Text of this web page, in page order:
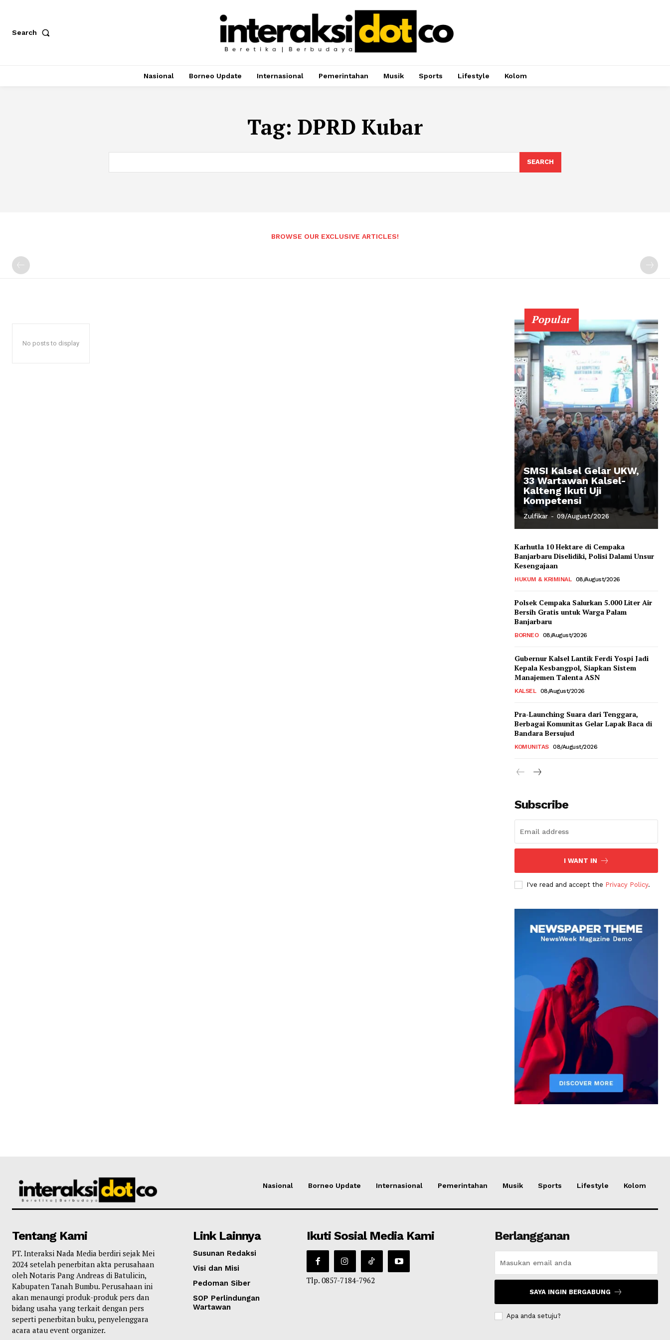
Search
Nasional Borneo Update Internasional Pemerintahan Musik Sports Lifestyle Kolom
Tag: DPRD Kubar
SEARCH
BROWSE OUR EXCLUSIVE ARTICLES!
No posts to display
Popular
SMSI Kalsel Gelar UKW,
33 Wartawan Kalsel-
Kalteng Ikuti Uji
Kompetensi
Zulfikar - 09/August/2026
Karhutla 10 Hektare di Cempaka
Banjarbaru Diselidiki, Polisi Dalami Unsur
Kesengajaan
HUKUM & KRIMINAL 08/August/2026
Polsek Cempaka Salurkan 5.000 Liter Air
Bersih Gratis untuk Warga Palam
Banjarbaru
BORNEO 08/August/2026
Gubernur Kalsel Lantik Ferdi Yospi Jadi
Kepala Kesbangpol, Siapkan Sistem
Manajemen Talenta ASN
KALSEL 08/August/2026
Pra-Launching Suara dari Tenggara,
Berbagai Komunitas Gelar Lapak Baca di
Bandara Bersujud
KOMUNITAS 08/August/2026
Subscribe
I WANT IN
I've read and accept the Privacy Policy.
Nasional Borneo Update Internasional Pemerintahan Musik Sports Lifestyle Kolom
Tentang Kami
PT. Interaksi Nada Media berdiri sejak Mei
2024 setelah penerbitan akta perusahaan
oleh Notaris Pang Andreas di Batulicin,
Kabupaten Tanah Bumbu. Perusahaan ini
akan menaungi produk-produk pers dan
bidang usaha yang terkait dengan pers
seperti penerbitan buku, penyelenggara
acara atau event organizer.
Link Lainnya
Susunan Redaksi
Visi dan Misi
Pedoman Siber
SOP Perlindungan
Wartawan
Ikuti Sosial Media Kami
Tlp. 0857-7184-7962
Berlangganan
SAYA INGIN BERGABUNG
Apa anda setuju?